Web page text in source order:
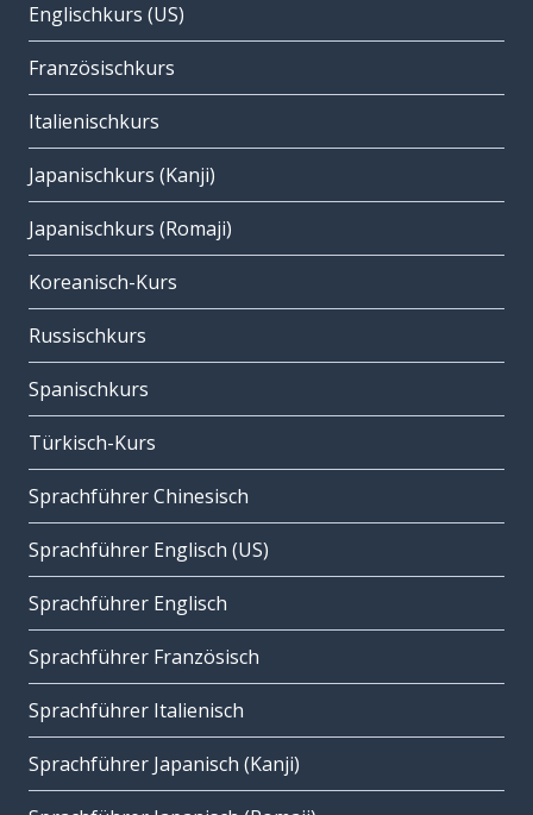
Englischkurs (US)
Französischkurs
Italienischkurs
Japanischkurs (Kanji)
Japanischkurs (Romaji)
Koreanisch-Kurs
Russischkurs
Spanischkurs
Türkisch-Kurs
Sprachführer Chinesisch
Sprachführer Englisch (US)
Sprachführer Englisch
Sprachführer Französisch
Sprachführer Italienisch
Sprachführer Japanisch (Kanji)